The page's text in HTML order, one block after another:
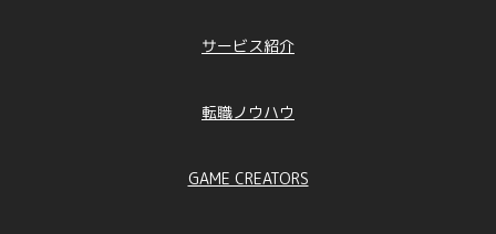
サービス紹介
転職ノウハウ
GAME CREATORS